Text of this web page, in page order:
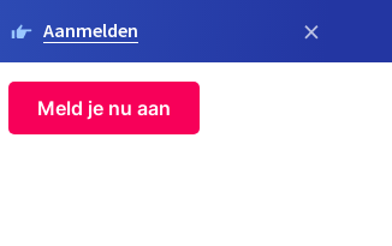
Aanmelden ×
Meld je nu aan